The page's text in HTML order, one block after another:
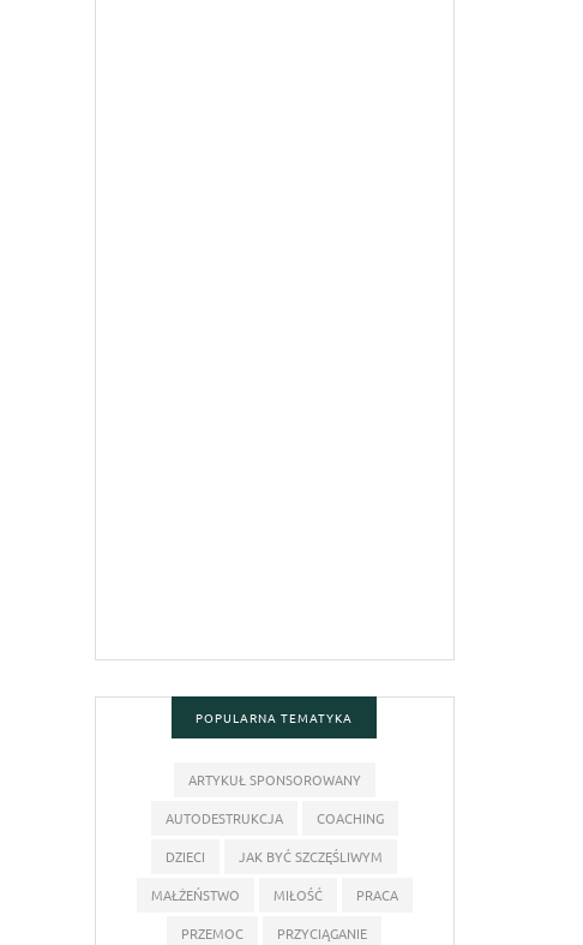
POPULARNA TEMATYKA
ARTYKUŁ SPONSOROWANY
AUTODESTRUKCJA
COACHING
DZIECI
JAK BYĆ SZCZĘŚLIWYM
MAŁŻEŃSTWO
MIŁOŚĆ
PRACA
PRZEMOC
PRZYCIĄGANIE